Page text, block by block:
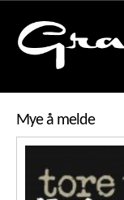
Mye å melde